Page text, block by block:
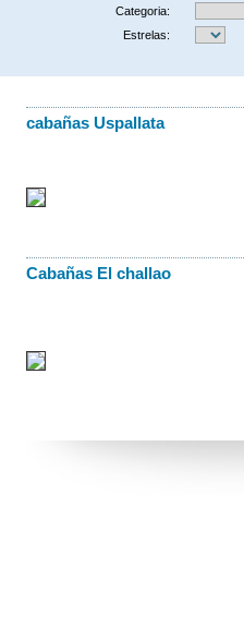
Categoria:
Estrelas:
cabañas Uspallata
Cabañas El challao